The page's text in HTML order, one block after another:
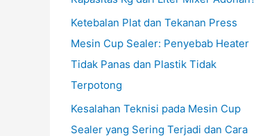
Ketebalan Plat dan Tekanan Press
Mesin Cup Sealer: Penyebab Heater
Tidak Panas dan Plastik Tidak
Terpotong
Kesalahan Teknisi pada Mesin Cup
Sealer yang Sering Terjadi dan Cara